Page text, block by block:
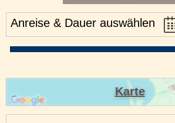
Anreise & Dauer auswählen
Karte